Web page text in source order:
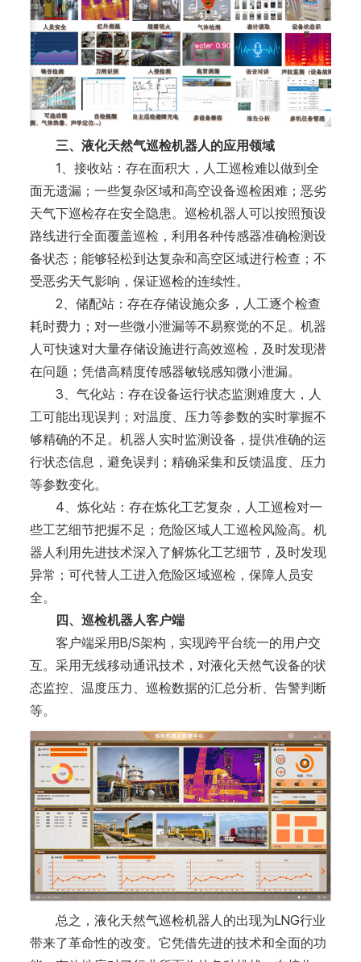
三、液化天然气巡检机器人的应用领域
1、接收站：存在面积大，人工巡检难以做到全
面无遗漏；一些复杂区域和高空设备巡检困难；恶劣
天气下巡检存在安全隐患。巡检机器人可以按照预设
路线进行全面覆盖巡检，利用各种传感器准确检测设
备状态；能够轻松到达复杂和高空区域进行检查；不
受恶劣天气影响，保证巡检的连续性。
2、储配站：存在存储设施众多，人工逐个检查
耗时费力；对一些微小泄漏等不易察觉的不足。机器
人可快速对大量存储设施进行高效巡检，及时发现潜
在问题；凭借高精度传感器敏锐感知微小泄漏。
3、气化站：存在设备运行状态监测难度大，人
工可能出现误判；对温度、压力等参数的实时掌握不
够精确的不足。机器人实时监测设备，提供准确的运
行状态信息，避免误判；精确采集和反馈温度、压力
等参数变化。
4、炼化站：存在炼化工艺复杂，人工巡检对一
些工艺细节把握不足；危险区域人工巡检风险高。机
器人利用先进技术深入了解炼化工艺细节，及时发现
异常；可代替人工进入危险区域巡检，保障人员安
全。
四、巡检机器人客户端
客户端采用B/S架构，实现跨平台统一的用户交
互。采用无线移动通讯技术，对液化天然气设备的状
态监控、温度压力、巡检数据的汇总分析、告警判断
等。
总之，液化天然气巡检机器人的出现为LNG行业
带来了革命性的改变。它凭借先进的技术和全面的功